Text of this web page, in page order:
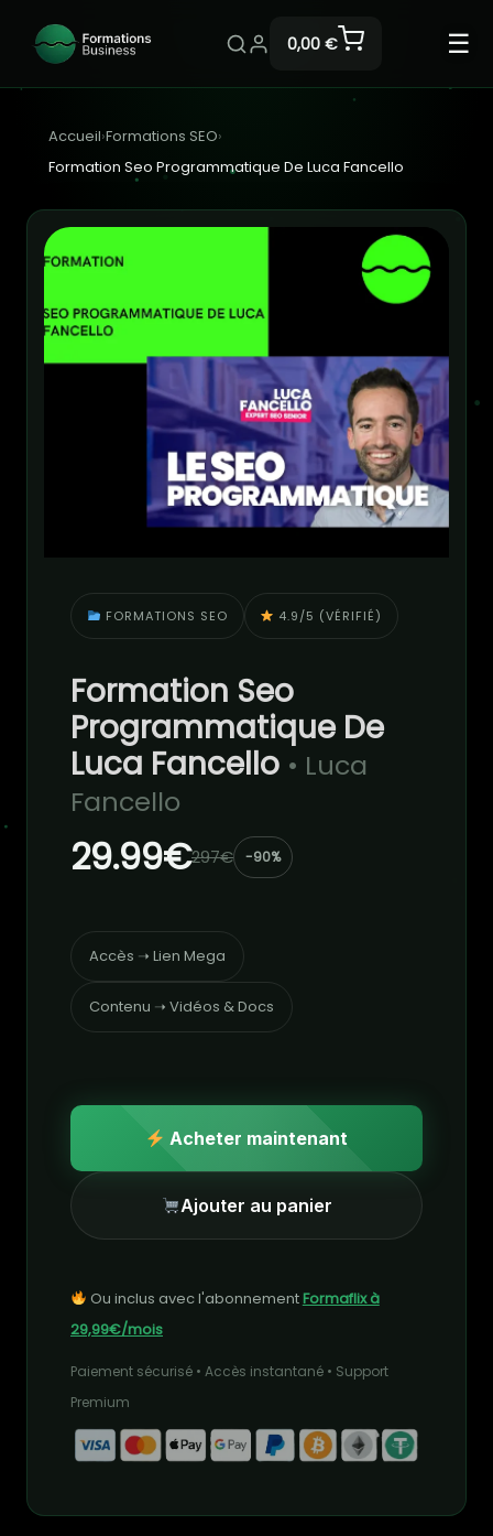
0,00 € ☰
Accueil›Formations SEO›
Formation Seo Programmatique De Luca Fancello
FORMATIONS SEO 4.9/5 (VÉRIFIÉ)
Formation Seo
Programmatique De
Luca Fancello • Luca
Fancello
29.99€297€ -90%
Accès ➝ Lien Mega
Contenu ➝ Vidéos & Docs
Acheter maintenant
Ajouter au panier
Ou inclus avec l'abonnementFormaflix à
29,99€/mois
Paiement sécurisé • Accès instantané • Support
Premium